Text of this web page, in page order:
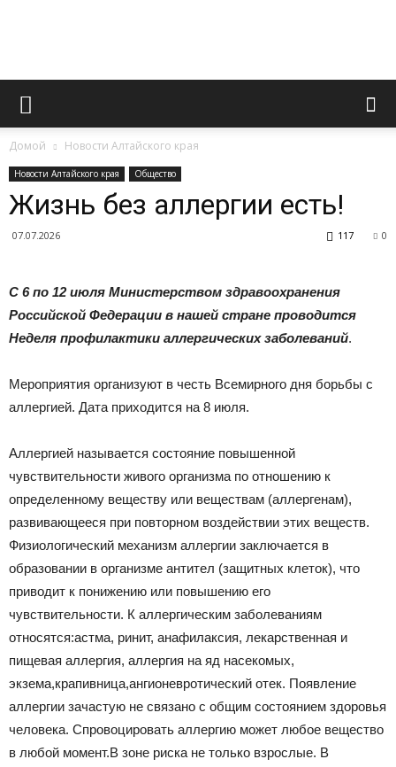
Официальный
«Вперед»
Тюменцевский
Домой Новости Алтайского края
Новости Алтайского края Общество
Жизнь без аллергии есть!
07.07.2026 0
117
С 6 по 12 июля Министерством здравоохранения
Российской Федерации в нашей стране проводится
Неделя профилактики аллергических заболеваний.
Мероприятия организуют в честь Всемирного дня борьбы с
аллергией. Дата приходится на 8 июля.
Аллергией называется состояние повышенной
чувствительности живого организма по отношению к
определенному веществу или веществам (аллергенам),
развивающееся при повторном воздействии этих веществ.
Физиологический механизм аллергии заключается в
образовании в организме антител (защитных клеток), что
приводит к понижению или повышению его
чувствительности. К аллергическим заболеваниям
относятся:астма, ринит, анафилаксия, лекарственная и
пищевая аллергия, аллергия на яд насекомых,
экзема,крапивница,ангионевротический отек. Появление
аллергии зачастую не связано c общим состоянием здоровья
человека. Спровоцировать аллергию может любое вещество
в любой момент.В зоне риска не только взрослые. В